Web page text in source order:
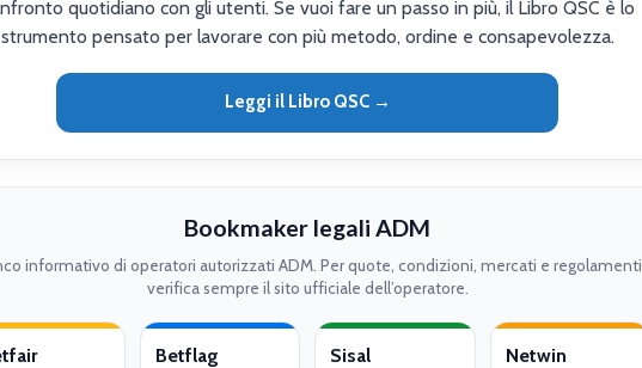
quotidiano con gli utenti. Se vuoi fare un passo in più, il Libro QSC è lo
strumento pensato per lavorare con più metodo, ordine e consapevolezza.
Leggi il Libro QSC →
Bookmaker legali ADM
informativo di operatori autorizzati ADM. Per quote, condizioni, mercati e regolamenti
verifica sempre il sito ufficiale dell’operatore.
Betflag Sisal Netwin